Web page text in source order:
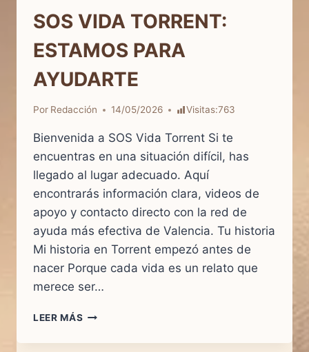
SOS VIDA TORRENT:
ESTAMOS PARA
AYUDARTE
Por Redacción 14/05/2026 Visitas:763
Bienvenida a SOS Vida Torrent Si te
encuentras en una situación difícil, has
llegado al lugar adecuado. Aquí
encontrarás información clara, videos de
apoyo y contacto directo con la red de
ayuda más efectiva de Valencia. Tu historia
Mi historia en Torrent empezó antes de
nacer Porque cada vida es un relato que
merece ser…
LEER MÁS SOS
TORRENT: